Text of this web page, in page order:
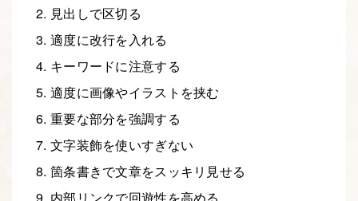
見出しで区切る
適度に改行を入れる
キーワードに注意する
適度に画像やイラストを挟む
重要な部分を強調する
文字装飾を使いすぎない
箇条書きで文章をスッキリ見せる